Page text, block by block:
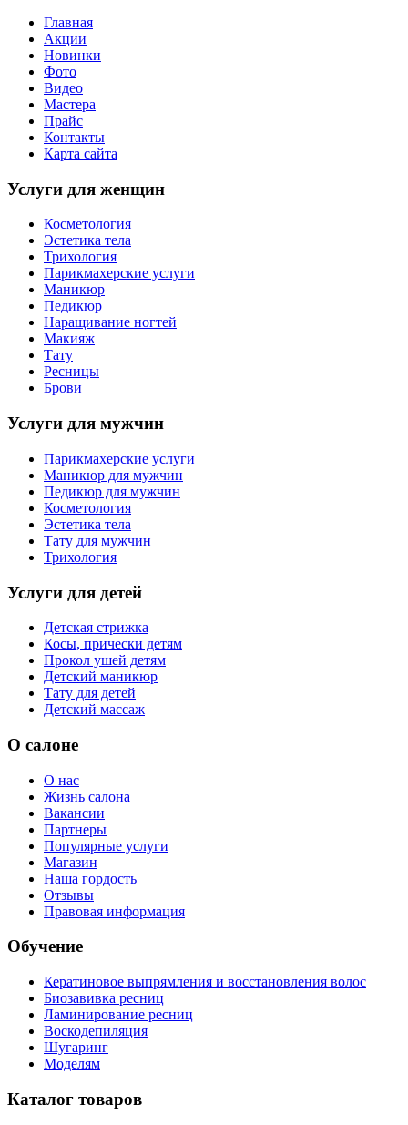
Главная
Акции
Новинки
Фото
Видео
Мастера
Прайс
Контакты
Карта сайта
Услуги для женщин
Косметология
Эстетика тела
Трихология
Парикмахерские услуги
Маникюр
Педикюр
Наращивание ногтей
Макияж
Тату
Ресницы
Брови
Услуги для мужчин
Парикмахерские услуги
Маникюр для мужчин
Педикюр для мужчин
Косметология
Эстетика тела
Тату для мужчин
Трихология
Услуги для детей
Детская стрижка
Косы, прически детям
Прокол ушей детям
Детский маникюр
Тату для детей
Детский массаж
О салоне
О нас
Жизнь салона
Вакансии
Партнеры
Популярные услуги
Магазин
Наша гордость
Отзывы
Правовая информация
Обучение
Кератиновое выпрямления и восстановления волос
Биозавивка ресниц
Ламинирование ресниц
Воскодепиляция
Шугаринг
Моделям
Каталог товаров